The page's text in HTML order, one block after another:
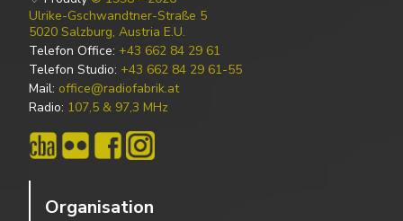
Ulrike-Gschwandtner-Straße 5
5020 Salzburg, Austria E.U.
Telefon Office: +43 662 84 29 61
Telefon Studio: +43 662 84 29 61-55
Mail: office@radiofabrik.at
Radio: 107,5 & 97,3 MHz
Organisation